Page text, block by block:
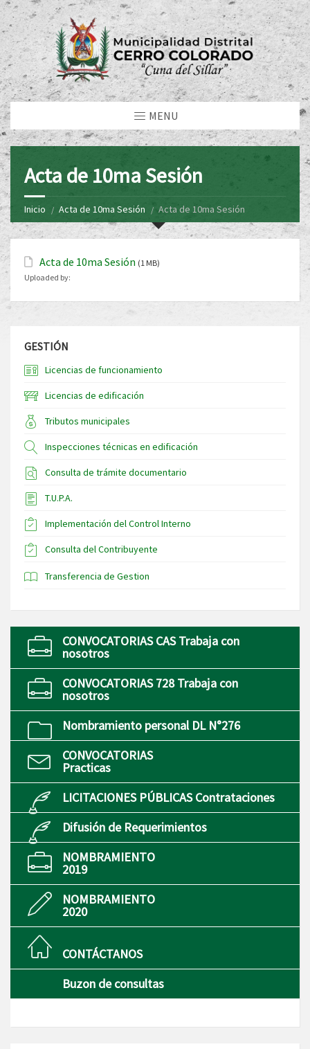
MENU
Acta de 10ma Sesión
Inicio Acta de 10ma Sesión Acta de 10ma Sesión
Acta de 10ma Sesión (1 MB)
Uploaded by:
GESTIÓN
Licencias de funcionamiento
Licencias de edificación
Tributos municipales
Inspecciones técnicas en edificación
Consulta de trámite documentario
T.U.P.A.
Implementación del Control Interno
Consulta del Contribuyente
Transferencia de Gestion
CONVOCATORIAS CAS Trabaja con
nosotros
CONVOCATORIAS 728 Trabaja con
nosotros
Nombramiento personal DL N°276
CONVOCATORIAS
Practicas
LICITACIONES PÚBLICAS Contrataciones
Difusión de Requerimientos
NOMBRAMIENTO
2019
NOMBRAMIENTO
2020
CONTÁCTANOS
Buzon de consultas